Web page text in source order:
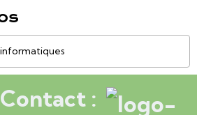
Contact :